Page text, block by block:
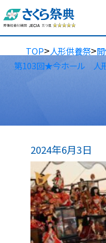
TOP>人形供養祭>
第103回★今ホール 人
2024年6月3日